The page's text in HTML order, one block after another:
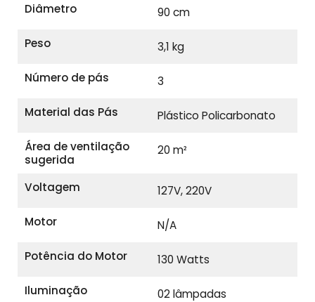
Diâmetro 90 cm
Peso 3,1 kg
Número de pás 3
Material das Pás Plástico Policarbonato
Área de ventilação
sugerida
20 m²
Voltagem 127V, 220V
Motor N/A
Potência do Motor 130 Watts
Iluminação 02 lâmpadas